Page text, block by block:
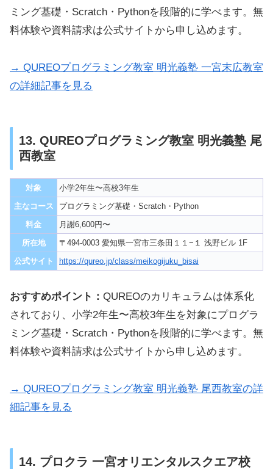
ミング基礎・Scratch・Pythonを段階的に学べます。無
料体験や資料請求は公式サイトから申し込めます。
→ QUREOプログラミング教室 明光義塾 一宮末広教室
の詳細記事を見る
13. QUREOプログラミング教室 明光義塾 尾
西教室
対象
小学2年生〜高校3年生
主なコース
プログラミング基礎・Scratch・Python
料金
月謝6,600円〜
所在地
〒494-0003 愛知県一宮市三条田１１−１ 浅野ビル 1F
公式サイト
https://qureo.jp/class/meikogijuku_bisai
おすすめポイント： QUREOのカリキュラムは体系化
されており、小学2年生〜高校3年生を対象にプログラ
ミング基礎・Scratch・Pythonを段階的に学べます。無
料体験や資料請求は公式サイトから申し込めます。
→ QUREOプログラミング教室 明光義塾 尾西教室の詳
細記事を見る
14. プロクラ 一宮オリエンタルスクエア校